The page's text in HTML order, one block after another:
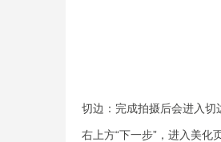
切边：完成拍摄后会进入
右上方“下一步”，进入美化